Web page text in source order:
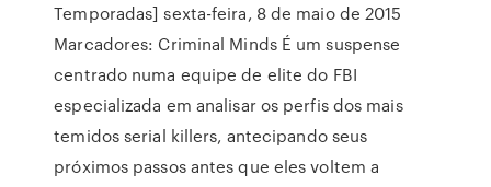
Temporadas] sexta-feira, 8 de maio de 2015
Marcadores: Criminal Minds É um suspense
centrado numa equipe de elite do FBI
especializada em analisar os perfis dos mais
temidos serial killers, antecipando seus
próximos passos antes que eles voltem a